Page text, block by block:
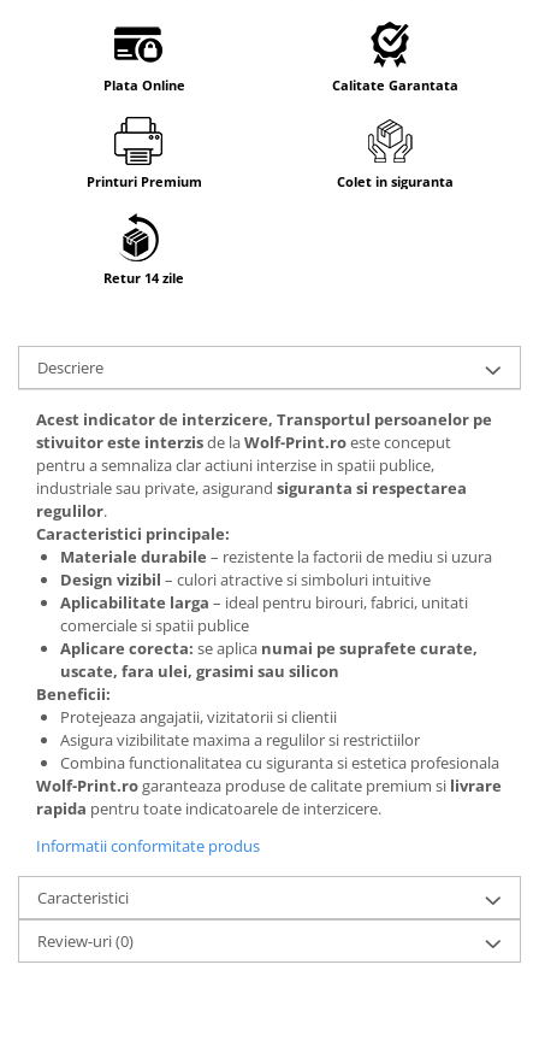
Plata Online Calitate Garantata
Printuri Premium Colet in siguranta
Retur 14 zile
Descriere
Acest indicator de interzicere, Transportul persoanelor pe
stivuitor este interzisde laWolf-Print.roeste conceput
pentru a semnaliza clar actiuni interzise in spatii publice,
industriale sau private, asigurand siguranta si respectarea
regulilor.
Caracteristici principale:
Materiale durabile – rezistente la factorii de mediu si uzura
Design vizibil – culori atractive si simboluri intuitive
Aplicabilitate larga – ideal pentru birouri, fabrici, unitati
comerciale si spatii publice
Aplicare corecta: se aplica numai pe suprafete curate,
uscate, fara ulei, grasimi sau silicon
Beneficii:
Protejeaza angajatii, vizitatorii si clientii
Asigura vizibilitate maxima a regulilor si restrictiilor
Combina functionalitatea cu siguranta si estetica profesionala
Wolf-Print.rogaranteaza produse de calitate premium si livrare
rapida pentru toate indicatoarele de interzicere.
Informatii conformitate produs
Caracteristici
Review-uri(0)